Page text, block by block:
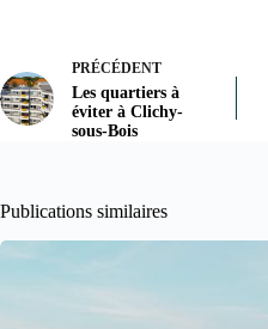
PRÉCÉDENT
Les quartiers à
éviter à Clichy-
sous-Bois
Publications similaires